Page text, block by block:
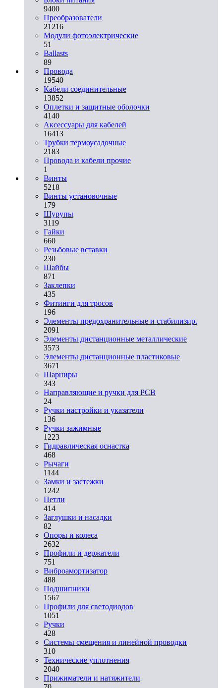
9400
Преобразователи
21216
Модули фотоэлектрические
51
Ballasts
89
Провода
19540
Кабели соединительные
13852
Оплетки и защитные оболочки
4140
Аксессуары для кабелей
16413
Трубки термоусадочные
2183
Провода и кабели прочие
1
Винты
5218
Винты установочные
179
Шурупы
3119
Гайки
660
Резьбовые вставки
230
Шайбы
871
Заклепки
435
Фитинги для тросов
196
Элементы предохранительные и стабилизир.
2091
Элементы дистанционные металлические
3573
Элементы дистанционные пластиковые
3671
Шарниры
343
Направляющие и ручки для PCB
24
Ручки настройки и указатели
136
Ручки зажимные
1223
Гидравлическая оснастка
468
Рычаги
1144
Замки и застежки
1242
Петли
414
Заглушки и насадки
82
Опоры и колеса
2632
Профили и держатели
751
Виброамортизатор
488
Подшипники
1567
Профили для светодиодов
1051
Ручки
428
Системы смещения и линейной проводки
310
Технические уплотнения
2040
Прижиматели и натяжители